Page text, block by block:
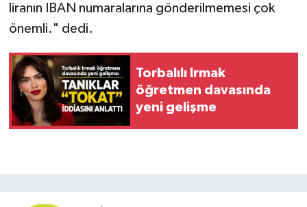
liranın IBAN numaralarına gönderilmemesi çok
önemli." dedi.
Torbalılı Irmak
öğretmen davasında
yeni gelişme